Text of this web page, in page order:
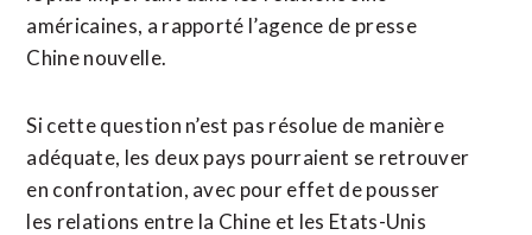
américaines, a rapporté l’agence de presse
Chine nouvelle.
Si cette question n’est pas résolue de manière
adéquate, les deux pays pourraient se retrouver
en confrontation, avec pour effet de pousser
les relations entre la Chine et les Etats-Unis